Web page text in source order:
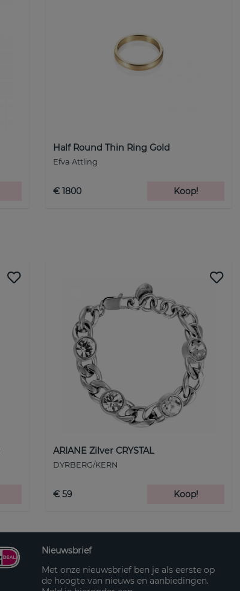
Half Round Thin Ring Gold
Efva Attling
€ 1800 Koop!
ARIANE Zilver CRYSTAL
DYRBERG/KERN
€ 59 Koop!
Nieuwsbrief
Met onze nieuwsbrief ben je als eerste op
de hoogte van nieuws en aanbiedingen.